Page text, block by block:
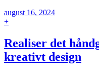
august 16, 2024
+
Realiser det
kreativt design